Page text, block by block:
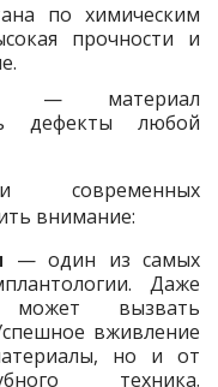
по химическим
прочности и
— материал
дефекты любой
современных
внимание:
— один из самых
Даже
может вызвать
вживление
но и от
техника.